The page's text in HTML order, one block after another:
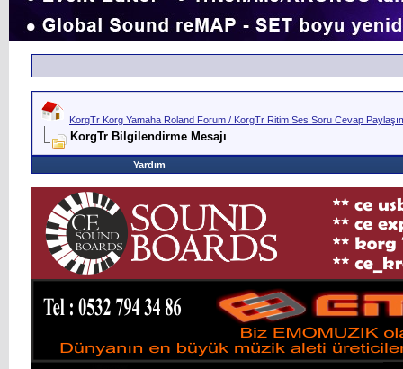
KorgTr Korg Yamaha Roland Forum / KorgTr Ritim Ses Soru Cevap
KorgTr Bilgilendirme Mesajı
Yardım